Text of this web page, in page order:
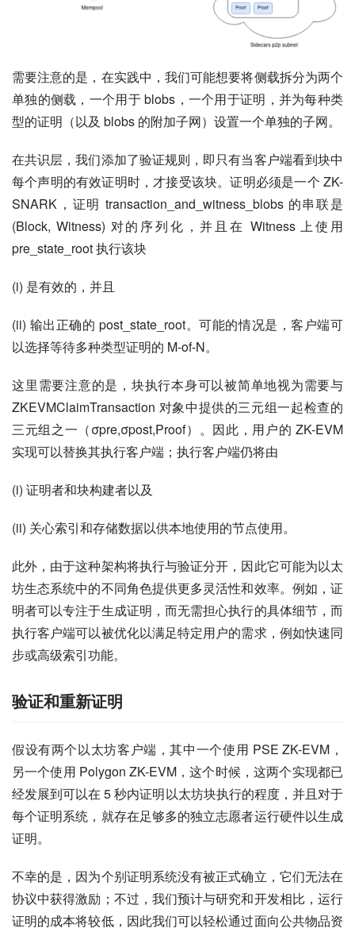
需要注意的是，在实践中，我们可能想要将侧载拆分为两个
单独的侧载，一个用于 blobs，一个用于证明，并为每种类
型的证明（以及 blobs 的附加子网）设置一个单独的子网。
在共识层，我们添加了验证规则，即只有当客户端看到块中
每个声明的有效证明时，才接受该块。证明必须是一个 ZK-
SNARK，证明 transaction_and_witness_blobs 的串联是
(Block, Witness) 对的序列化，并且在 Witness 上使用
pre_state_root 执行该块
(i) 是有效的，并且
(ii) 输出正确的 post_state_root。可能的情况是，客户端可
以选择等待多种类型证明的 M-of-N。
这里需要注意的是，块执行本身可以被简单地视为需要与
ZKEVMClaimTransaction 对象中提供的三元组一起检查的
三元组之一（σpre,σpost,Proof）。因此，用户的 ZK-EVM
实现可以替换其执行客户端；执行客户端仍将由
(i) 证明者和块构建者以及
(ii) 关心索引和存储数据以供本地使用的节点使用。
此外，由于这种架构将执行与验证分开，因此它可能为以太
坊生态系统中的不同角色提供更多灵活性和效率。例如，证
明者可以专注于生成证明，而无需担心执行的具体细节，而
执行客户端可以被优化以满足特定用户的需求，例如快速同
步或高级索引功能。
验证和重新证明
假设有两个以太坊客户端，其中一个使用 PSE ZK-EVM，
另一个使用 Polygon ZK-EVM，这个时候，这两个实现都已
经发展到可以在 5 秒内证明以太坊块执行的程度，并且对于
每个证明系统，就存在足够多的独立志愿者运行硬件以生成
证明。
不幸的是，因为个别证明系统没有被正式确立，它们无法在
协议中获得激励；不过，我们预计与研究和开发相比，运行
证明的成本将较低，因此我们可以轻松通过面向公共物品资